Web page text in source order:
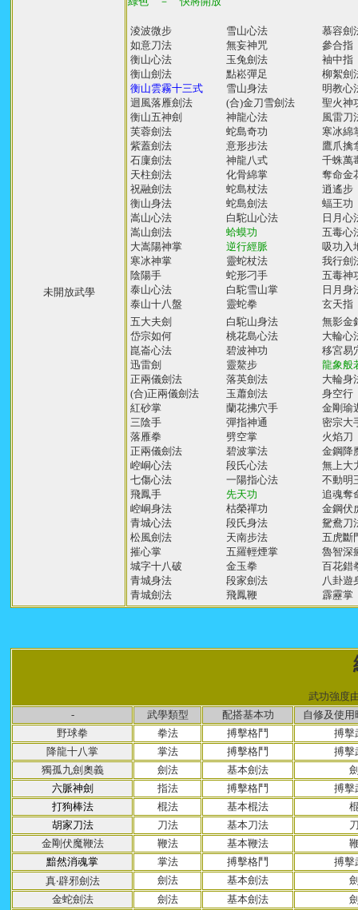
未開放武學
淩波微步
如意刀法
衡山心法
衡山劍法
衡山雲霧十三式
迴風落雁劍法
衡山五神劍
芙蓉劍法
紫蓋劍法
石廩劍法
天柱劍法
祝融劍法
衡山身法
嵩山心法
嵩山劍法
大嵩陽神掌
寒冰神掌
陰陽手
泰山心法
泰山十八盤
雪山心法
無妄神咒
玉兔劍法
點崧彈足
雪山身法
(合)金刀雪劍法
神龍心法
蛇島奇功
意形步法
神龍八式
化骨綿掌
蛇島杖法
蛇島劍法
白駝山心法
蛤蟆功
逆行經脈
靈蛇杖法
蛇形刁手
白駝雪山掌
靈蛇拳
慕容劍
參合指
袖中指
柳絮劍
明教心
聖火神
風雷刀
寒冰綿
鷹爪擒
千蛛萬
奪命金
逍遙步
蝠王功
日月心
五毒心
吸功入
我行劍
五毒神
日月身
玄天指
五大夫劍
岱宗如何
崑崙心法
迅雷劍
正兩儀劍法
(合)正兩儀劍法
紅砂掌
三陰手
落雁拳
正兩儀劍法
崆峒心法
七傷心法
飛鳳手
崆峒身法
青城心法
松風劍法
摧心掌
城字十八破
青城身法
青城劍法
白駝山身法
桃花島心法
碧波神功
靈鰲步
落英劍法
玉蕭劍法
蘭花拂穴手
彈指神通
劈空掌
碧波掌法
段氏心法
一陽指心法
先天功
枯榮禪功
段氏身法
天南步法
五羅輕煙掌
金玉拳
段家劍法
飛鳳鞭
無影金
大輪心
移宮易
龍象般
大輪身
身空行
金剛瑜
密宗大
火焰刀
金鋼降
無上大
不動明
追魂奪
金鋼伏
駌鴦刀
五虎斷
魯智深
百花錯
八卦遊
霹靂掌
武功強度
-
武學類型 配搭基本功
自修及使用
野球拳
拳法 搏擊格鬥
搏擊
降龍十八掌
掌法 搏擊格鬥
搏擊
獨孤九劍奧義
劍法 基本劍法
六脈神劍
指法 搏擊格鬥
搏擊
打狗棒法
棍法 基本棍法
胡家刀法
刀法 基本刀法
金剛伏魔鞭法
鞭法 基本鞭法
黯然消魂掌
掌法 搏擊格鬥
搏擊
真‧辟邪劍法
劍法 基本劍法
金蛇劍法
劍法 基本劍法